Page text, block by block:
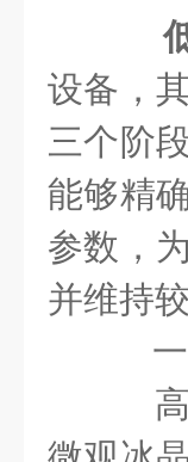
设备，
三个阶
能够精
参数，
并维持
一
高